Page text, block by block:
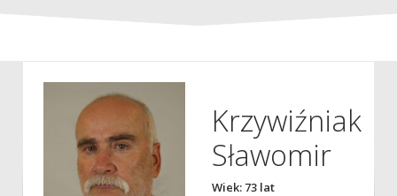
Krzywiźniak
Sławomir
Wiek: 73 lat